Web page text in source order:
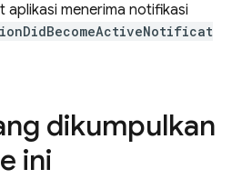
aplikasi menerima notifikasi
dikumpulkan
ini